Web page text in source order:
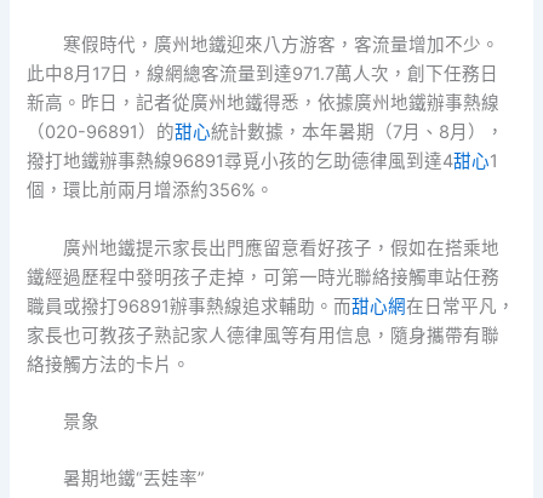
寒假時代，廣州地鐵迎來八方游客，客流量增加不少。
此中8月17日，線網總客流量到達971.7萬人次，創下任務日
新高。昨日，記者從廣州地鐵得悉，依據廣州地鐵辦事熱線
（020-96891）的甜心統計數據，本年暑期（7月、8月），
撥打地鐵辦事熱線96891尋覓小孩的乞助德律風到達4甜心1
個，環比前兩月增添約356%。
廣州地鐵提示家長出門應留意看好孩子，假如在搭乘地
鐵經過歷程中發明孩子走掉，可第一時光聯絡接觸車站任務
職員或撥打96891辦事熱線追求輔助。而甜心網在日常平凡，
家長也可教孩子熟記家人德律風等有用信息，隨身攜帶有聯
絡接觸方法的卡片。
景象
暑期地鐵“丟娃率”